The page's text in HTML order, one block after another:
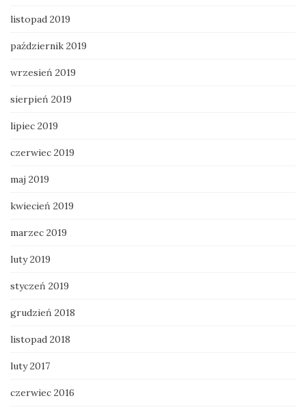
listopad 2019
październik 2019
wrzesień 2019
sierpień 2019
lipiec 2019
czerwiec 2019
maj 2019
kwiecień 2019
marzec 2019
luty 2019
styczeń 2019
grudzień 2018
listopad 2018
luty 2017
czerwiec 2016